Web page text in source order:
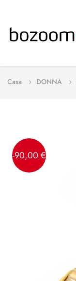
Casa DONNA
-90,00 €